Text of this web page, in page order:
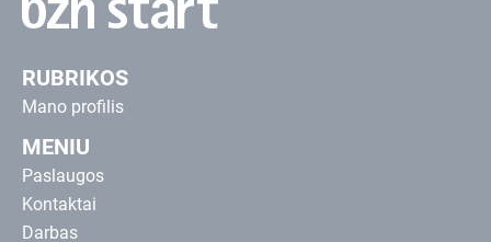
RUBRIKOS
Mano profilis
MENIU
Paslaugos
Kontaktai
Darbas